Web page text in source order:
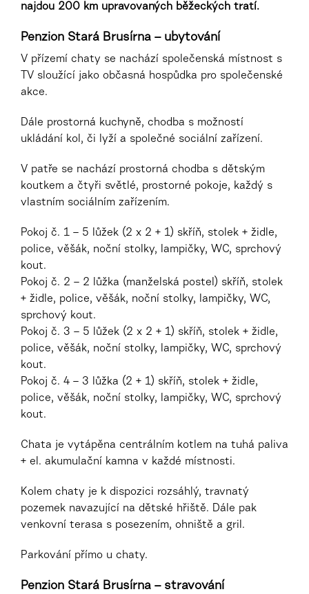
najdou 200 km upravovaných běžeckých tratí.
Penzion Stará Brusírna – ubytování
V přízemí chaty se nachází společenská místnost s
TV sloužící jako občasná hospůdka pro společenské
akce.
Dále prostorná kuchyně, chodba s možností
ukládání kol, či lyží a společné sociální zařízení.
V patře se nachází prostorná chodba s dětským
koutkem a čtyři světlé, prostorné pokoje, každý s
vlastním sociálním zařízením.
Pokoj č. 1 – 5 lůžek (2 x 2 + 1) skříň, stolek + židle,
police, věšák, noční stolky, lampičky, WC, sprchový
kout.
Pokoj č. 2 – 2 lůžka (manželská postel) skříň, stolek
+ židle, police, věšák, noční stolky, lampičky, WC,
sprchový kout.
Pokoj č. 3 – 5 lůžek (2 x 2 + 1) skříň, stolek + židle,
police, věšák, noční stolky, lampičky, WC, sprchový
kout.
Pokoj č. 4 – 3 lůžka (2 + 1) skříň, stolek + židle,
police, věšák, noční stolky, lampičky, WC, sprchový
kout.
Chata je vytápěna centrálním kotlem na tuhá paliva
+ el. akumulační kamna v každé místnosti.
Kolem chaty je k dispozici rozsáhlý, travnatý
pozemek navazující na dětské hřiště. Dále pak
venkovní terasa s posezením, ohniště a gril.
Parkování přímo u chaty.
Penzion Stará Brusírna – stravování